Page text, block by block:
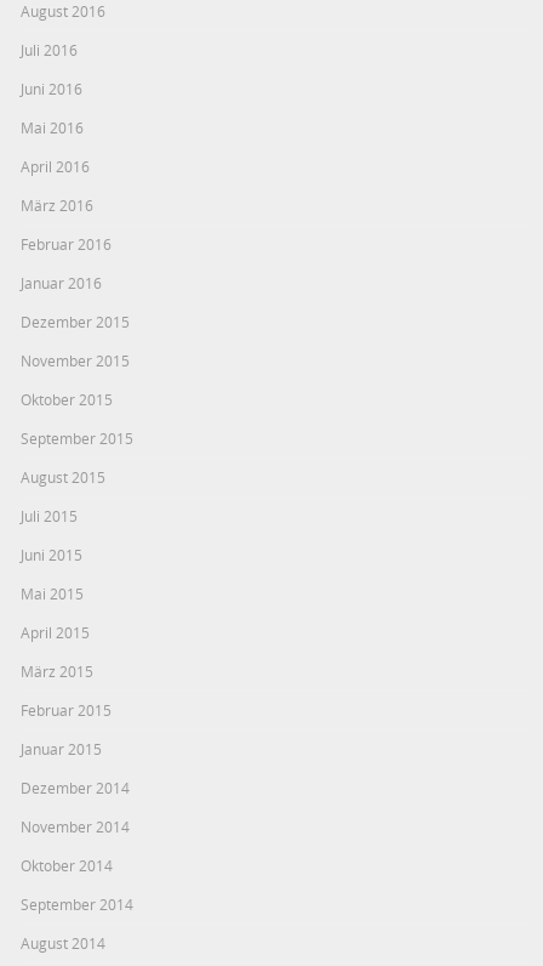
August 2016
Juli 2016
Juni 2016
Mai 2016
April 2016
März 2016
Februar 2016
Januar 2016
Dezember 2015
November 2015
Oktober 2015
September 2015
August 2015
Juli 2015
Juni 2015
Mai 2015
April 2015
März 2015
Februar 2015
Januar 2015
Dezember 2014
November 2014
Oktober 2014
September 2014
August 2014